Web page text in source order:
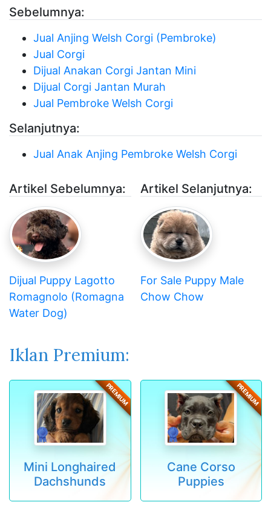
Sebelumnya:
Jual Anjing Welsh Corgi (Pembroke)
Jual Corgi
Dijual Anakan Corgi Jantan Mini
Dijual Corgi Jantan Murah
Jual Pembroke Welsh Corgi
Selanjutnya:
Jual Anak Anjing Pembroke Welsh Corgi
Artikel Sebelumnya:
Dijual Puppy Lagotto
Romagnolo (Romagna
Water Dog)
Artikel Selanjutnya:
For Sale Puppy Male
Chow Chow
Iklan Premium:
PREMIUM
Mini Longhaired
Dachshunds
PREMIUM
Cane Corso
Puppies